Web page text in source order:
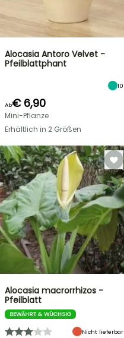
Alocasia Antoro Velvet -
Pfeilblattphant
10
Ab€ 6,90
Mini-Pflanze
Erhältlich in 2 Größen
Alocasia macrorrhizos -
Pfeilblatt
BEWÄHRT & WÜCHSIG
Nicht lieferbar